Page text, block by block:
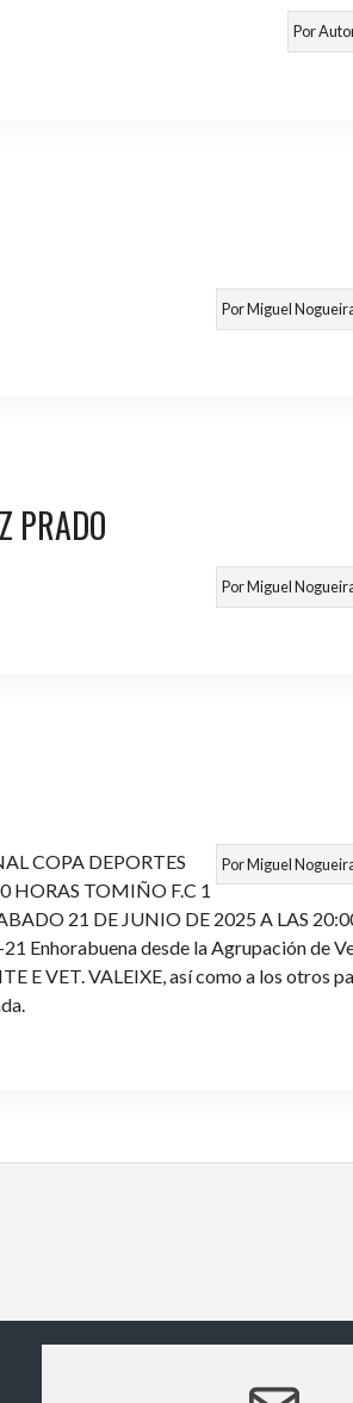
Por
PorMiguel
PRADO
PorMiguel
PorMiguel
COPA DEPORTES
HORAS TOMIÑO F.C 1
21 DE JUNIO DE 2025 A LAS
Enhorabuena desde la Agrupación de
E VET. VALEIXE, así como a los otros